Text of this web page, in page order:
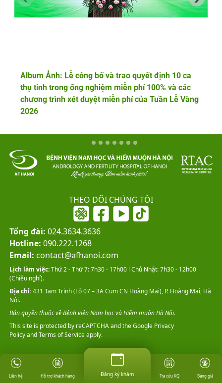
Album Ảnh: Lễ công bố và trao quyết định 10 ca
thụ tinh trong ống nghiệm miễn phí 100% và các
chương trình xét duyệt miễn phí của Tuần Lễ Vàng
2026
THEO DÕI CHÚNG TÔI
Tổng đài: 024.3634.3636
Hotline: 090.222.1268
Email: contact@afhanoi.com
This site is protected by reCAPTCHA and the GooglePrivacy
PolicyandTerms of Serviceapply.
Lịch làm việc:Thứ 2 - Thứ 7: 7h30 - 17h00 l Chủ Nhật: 7h30 - 12h00
(Chiều nghỉ).
Địa chỉ:431 Tam Trinh (Lô 07 – 3A Cụm CN Hoàng Mai), P. Hoàng Mai, Hà
Nội.
Bản quyền thuộc về Bệnh viện Nam học và Hiếm muộn Hà Nội.
Liên hệ Hỗ trợ khách hàng Đăng ký khám Tra cứu KQ Bảng giá
Đăng ký khám